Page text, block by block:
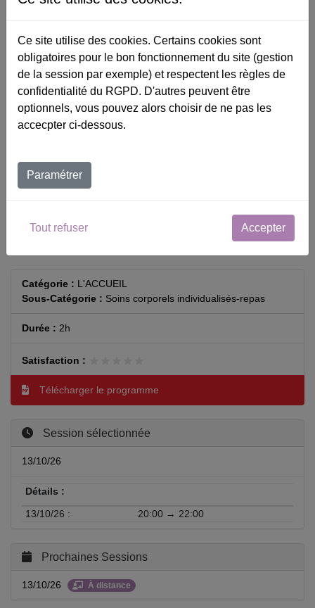
Ajouter au panier
Catalogue
Contact
Catégorie : L'ACCUEIL
Sous-Catégorie : Soins corporels individualisés-repas
Durée : 2h
Satisfaction :
Télécharger le programme
Session sélectionnée
13/10/26
Détails :
13/10/26 :
20:00 → 22:00
Prochaines Sessions
13/10/26 À distance
Ce site utilise des cookies. Certains cookies sont
obligatoires pour le bon fonctionnement du site (gestion
de la session par exemple) et respectent les règles de
confidentialité du RGPD. D'autres peuvent être
optionnels, vous pouvez alors choisir de ne pas les
accecpter ci-dessous.
Paramétrer
Tout refuser Accepter